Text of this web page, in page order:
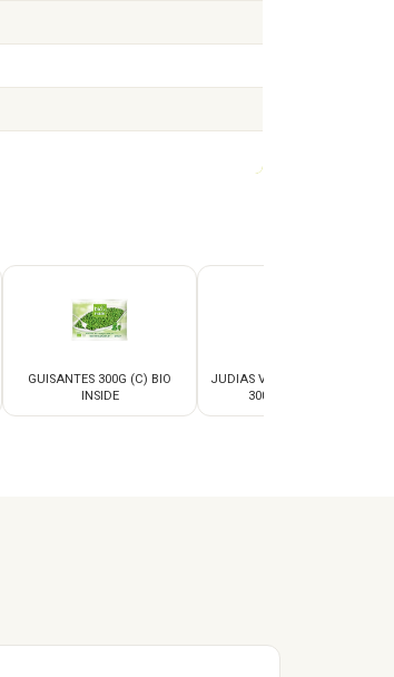
GUISANTES 300G (C) BIO
INSIDE
JUDIAS VERDES ENTERAS (C)
300G BIO INSIDE